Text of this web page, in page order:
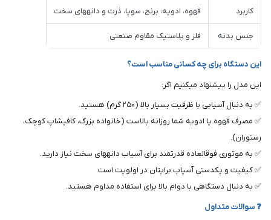
کاربرد قهوه، ادویه، برنج، سویا، ذرت و دانههای سخت
جنس بدنه فلز و پلاستیک مقاوم صنعتی
این دستگاه برای چه کسانی مناسب است؟
این مدل را پیشنهاد میکنیم اگر:
✅ به دنبال آسیابی با ظرفیت بسیار بالا (۲۵۰ گرم) هستید.
✅ مصرف قهوه یا ادویه شما روزانه بالاست (خانواده بزرگ، کافیشاپ کوچک،
رستوران).
✅ به موتوری فوقالعاده قدرتمند برای آسیاب دانههای سخت نیاز دارید.
✅ کیفیت و یکدستی آسیاب برایتان در اولویت است.
✅ به دنبال دستگاهی با دوام بالا برای استفاده مداوم هستید.
❓ سوالات متداول